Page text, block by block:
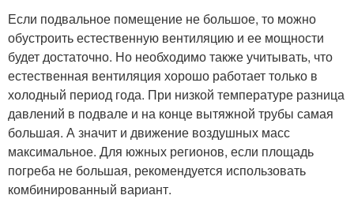
Если подвальное помещение не большое, то можно
обустроить естественную вентиляцию и ее мощности
будет достаточно. Но необходимо также учитывать, что
естественная вентиляция хорошо работает только в
холодный период года. При низкой температуре разница
давлений в подвале и на конце вытяжной трубы самая
большая. А значит и движение воздушных масс
максимальное. Для южных регионов, если площадь
погреба не большая, рекомендуется использовать
комбинированный вариант.